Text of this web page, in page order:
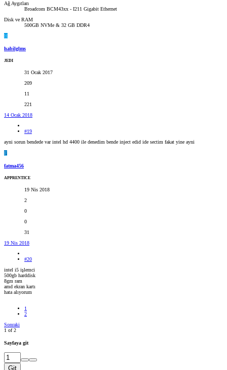
Ağ Aygıtları
Broadcom BCM43xx - I211 Gigabit Ethernet
Disk ve RAM
500GB NVMe & 32 GB DDR4
H
habilglms
JEDI
31 Ocak 2017
209
11
221
14 Ocak 2018
#19
ayni sorun bendede var intel hd 4400 ile denedim bende inject edid ide sectim fakat yine ayni
F
fatma456
APPRENTICE
19 Nis 2018
2
0
0
31
19 Nis 2018
#20
intel i5 işlemci
500gb harddisk
8gm ram
amd ekran kartı
hata alıyorum
1
2
Sonraki
1 of 2
Sayfaya git
Git